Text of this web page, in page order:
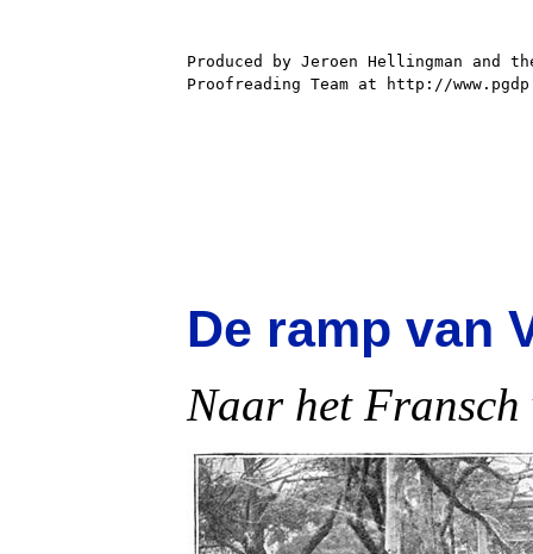
Produced by Jeroen Hellingman and
Proofreading Team at http://
De ramp van
Naar het